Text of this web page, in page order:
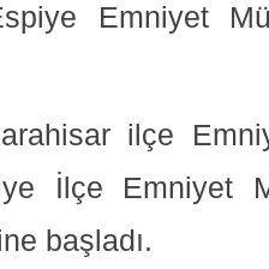
Emniyet
ilçe
İlçe Emniyet
başladı.